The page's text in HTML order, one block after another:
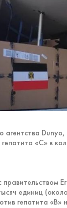
«С» в
единиц
гепатита